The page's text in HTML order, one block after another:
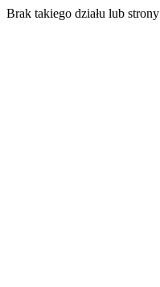
Brak takiego działu lub strony